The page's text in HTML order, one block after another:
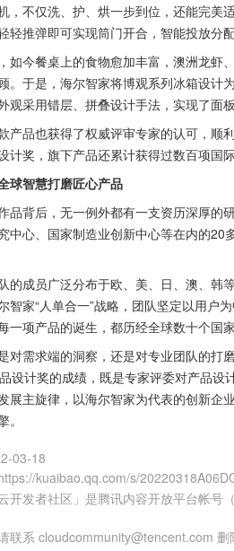
，不仅洗、护、烘一步到位，还能完美
轻推弹即可实现筒门开合，智能投放分
如今餐桌上的食物愈加丰富，澳洲龙虾
。于是，海尔智家将博观系列冰箱设
观采用错层、拼叠设计手法，实现了面板
产品也获得了权威评审专家的认可，顺
计奖，旗下产品还累计获得过数百项国
球智慧打磨匠心产品
品背后，无一例外都有一支资历深厚的
中心、国家制造业创新中心等在内的
的成员广泛分布于欧、美、日、澳、韩
智家“人单合一”战略，团队坚定以用户
一项产品的诞生，都历经全球数十个国
对需求端的洞察，还是对专业团队的打
设计奖的成绩，既是专家评委对产品设
展主旋律，以海尔智家为代表的创新企
03-18
kuaibao.qq.com/s/
开发者社区」是腾讯内容开放平台帐号
联系 cloudcommunity@tencent.com 删